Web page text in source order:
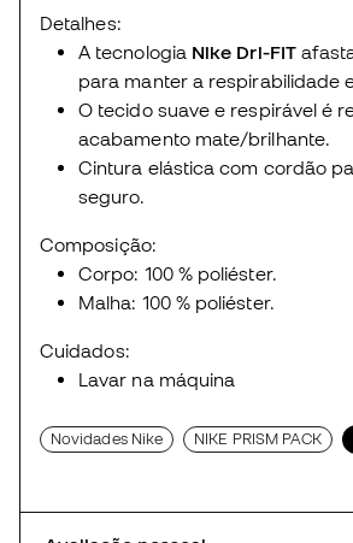
Detalhes:
A tecnologia Nike Dri-FIT
para manter a respirabilidade
O tecido suave e respirável é
acabamento mate/brilhante.
Cintura elástica com cordão
seguro.
Composição:
Corpo: 100 % poliéster.
Malha: 100 % poliéster.
Cuidados:
Lavar na máquina
Novidades Nike NIKE PRISM PACK